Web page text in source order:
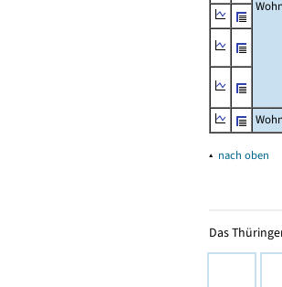
▴ nach oben
Das